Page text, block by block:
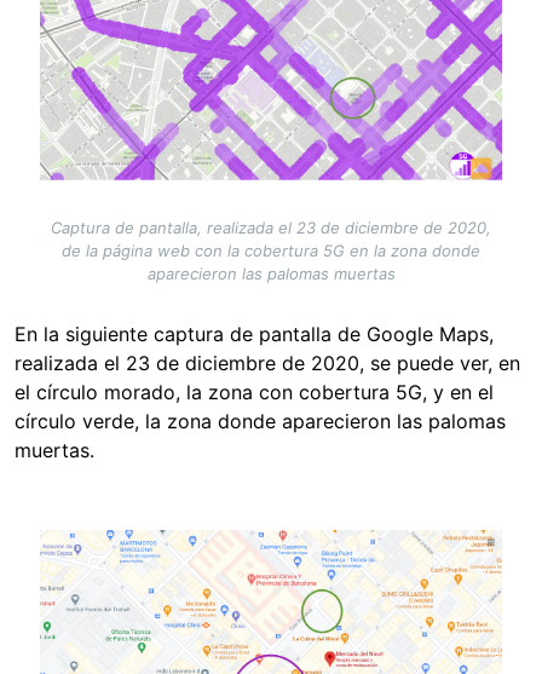
Captura de pantalla, realizada el 23 de diciembre de 2020,
de la página web con la cobertura 5G en la zona donde
aparecieron las palomas muertas
En la siguiente captura de pantalla de Google Maps,
realizada el 23 de diciembre de 2020, se puede ver, en
el círculo morado, la zona con cobertura 5G, y en el
círculo verde, la zona donde aparecieron las palomas
muertas.
Image